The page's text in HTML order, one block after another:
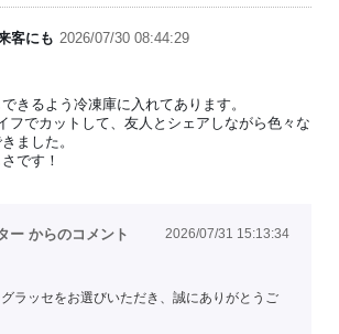
客にも 2026/07/30 08:44:29
きるよう冷凍庫に入れてあります。
フでカットして、友人とシェアしながら色々な
ました。
です！
ー からのコメント 2026/07/31 15:13:34
ラッセをお選びいただき、誠にありがとうご